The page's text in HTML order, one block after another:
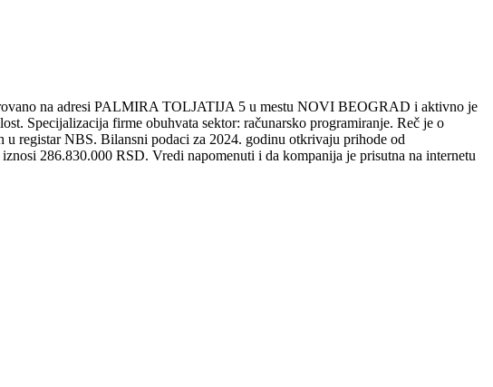
na adresi PALMIRA TOLJATIJA 5 u mestu NOVI BEOGRAD i aktivno je
Specijalizacija firme obuhvata sektor: računarsko programiranje. Reč je o
registar NBS. Bilansni podaci za 2024. godinu otkrivaju prihode od
286.830.000 RSD. Vredi napomenuti i da kompanija je prisutna na internetu